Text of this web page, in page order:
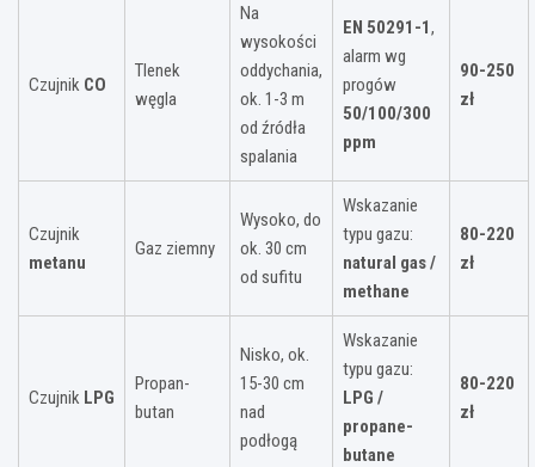
Czujnik CO
Tlenek
węgla
Na
wysokości
oddychania,
ok. 1-3 m
od źródła
spalania
EN 50291-1,
alarm wg
progów
50/100/300
ppm
90-250
zł
Czujnik
metanu
Gaz ziemny
Wysoko, do
ok. 30 cm
od sufitu
Wskazanie
typu gazu:
natural gas /
methane
80-220
zł
Czujnik LPG
Propan-
butan
Nisko, ok.
15-30 cm
nad
podłogą
Wskazanie
typu gazu:
LPG /
propane-
butane
80-220
zł